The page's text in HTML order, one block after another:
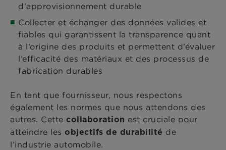
d’approvisionnement durable
Collecter et échanger des données valides et
fiables qui garantissent la transparence quant
à l’origine des produits et permettent d’évaluer
l’efficacité des matériaux et des processus de
fabrication durables
En tant que fournisseur, nous respectons
également les normes que nous attendons des
autres. Cette collaboration est cruciale pour
atteindre les objectifs de durabilité de
l’industrie automobile.